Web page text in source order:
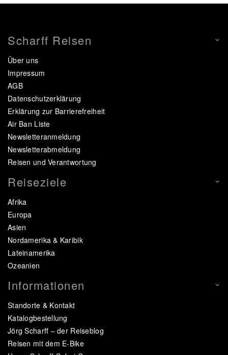
Scharff Reisen
Über uns
Impressum
AGB
Datenschutzerklärung
Erklärung zur Barrierefreiheit
Air Ban Liste
Newsletteranmeldung
Newsletterabmeldung
Reisen und Verantwortung
Reiseziele
Afrika
Europa
Asien
Nordamerika & Karibik
Lateinamerika
Ozeanien
Informationen
Standorte & Kontakt
Katalogbestellung
Jörg Scharff – der Reiseblog
Reisen mit dem E-Bike